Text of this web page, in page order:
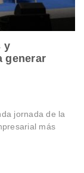
y
generar
jornada de la
más